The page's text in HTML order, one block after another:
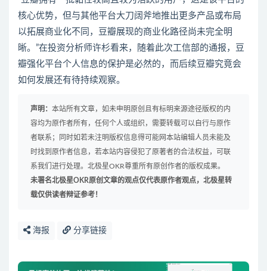
核心优势，但与其他平台大刀阔斧地推出更多产品或布局
以拓展商业化不同，豆瓣展现的商业化路径尚未完全明
晰。”在投资分析师许杉看来，随着此次工信部的通报，豆
瓣强化平台个人信息的保护是必然的，而后续豆瓣究竟会
如何发展还有待持续观察。
声明： 本站所有文章，如未申明原创且有标明来源途径版权的内
容均为原作者所有，任何个人或组织，需要转载可以自行与原作
者联系；同时如若未注明版权信息得可能网本站编辑人员未能及
时找到原作者信息，若本站内容侵犯了原著者的合法权益，可联
系我们进行处理。北极星OKR尊重所有原创作者的版权成果。
未署名北极星OKR原创文章的观点仅代表原作者观点，北极星转
载仅供读者辩证参考！
海报 分享链接